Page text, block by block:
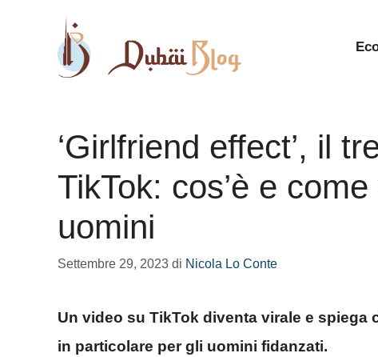
contenuto
‘Girlfriend effect’, il
TikTok: cos’è e
uomini
Settembre 29, 2023 di Nicola Lo Conte
Un video su TikTok diventa virale e spiega
in particolare per gli uomini fidanzati.